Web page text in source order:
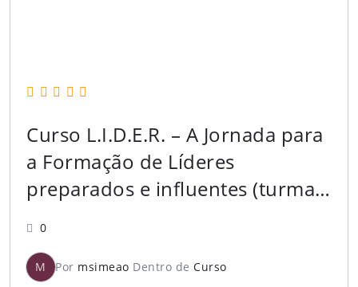
Curso L.I.D.E.R. – A Jornada para
a Formação de Líderes
preparados e influentes (turma 2
0
M Por msimeao Dentro de Curso